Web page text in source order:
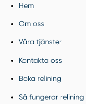
Hem
Om oss
Våra tjänster
Kontakta oss
Boka relining
Så fungerar relining